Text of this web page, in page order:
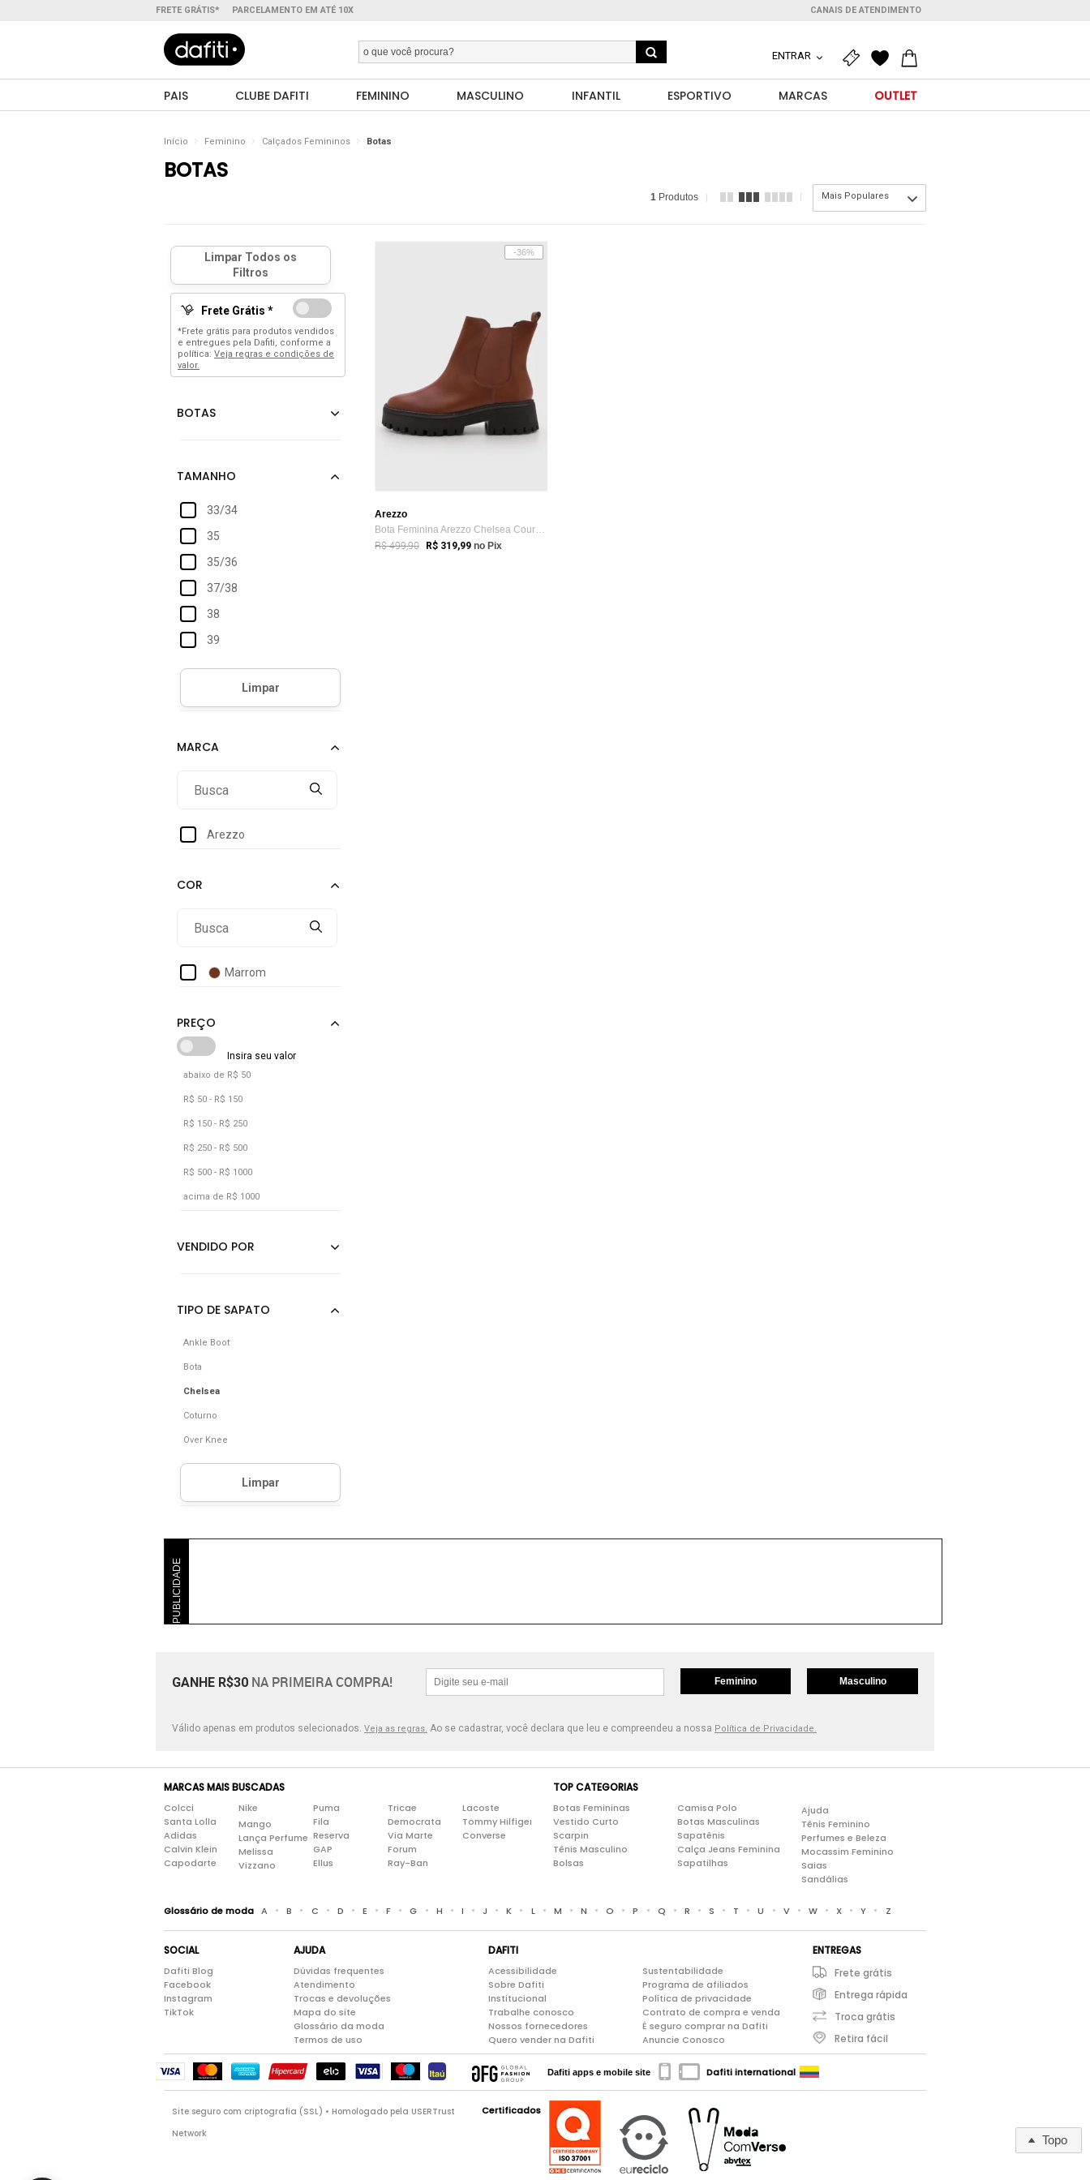
FRETE GRÁTIS* PARCELAMENTO EM ATÉ 10X CANAIS DE ATENDIMENTO
ENTRAR
PAIS CLUBE DAFITI FEMININO MASCULINO INFANTIL ESPORTIVO MARCAS OUTLET
Início Feminino Calçados Femininos Botas
BOTAS
1 Produtos Mais Populares
Frete Grátis *
*Frete grátis para produtos vendidos
e entregues pela Dafiti, conforme a
política: Veja regras e condições de
valor.
33/34
35
35/36
37/38
38
39
39/40
Arezzo
Marrom
abaixo de R$ 50
R$ 50 - R$ 150
R$ 150 - R$ 250
R$ 250 - R$ 500
R$ 500 - R$ 1000
acima de R$ 1000
Ankle Boot
Bota
Chelsea
Coturno
Over Knee
-36%
Arezzo
Bota Feminina Arezzo Chelsea Couro Trato...
R$ 499,90 R$ 319,99 no Pix
PUBLICIDADE
Topo
GANHE R$30 NA PRIMEIRA COMPRA! Feminino Masculino
Válido apenas em produtos selecionados. Veja as regras. Ao se cadastrar, você declara que leu e compreendeu a nossa Política de Privacidade.
MARCAS MAIS BUSCADAS
Colcci
Santa Lolla
Adidas
Calvin Klein
Capodarte
Nike
Mango
Lança Perfume
Melissa
Vizzano
Puma
Fila
Reserva
GAP
Ellus
Tricae
Democrata
Via Marte
Forum
Ray-Ban
Lacoste
Tommy Hilfiger
Converse
TOP CATEGORIAS
Botas Femininas
Vestido Curto
Scarpin
Tênis Masculino
Bolsas
Camisa Polo
Botas Masculinas
Sapatênis
Calça Jeans Feminina
Sapatilhas
Ajuda
Tênis Feminino
Perfumes e Beleza
Mocassim Feminino
Saias
Sandálias
Glossário de moda A • B • C • D • E • F • G • H • I • J • K • L • M • N • O • P • Q • R • S • T • U • V • W • X • Y • Z
SOCIAL
Dafiti Blog
Facebook
Instagram
TikTok
AJUDA
Dúvidas frequentes
Atendimento
Trocas e devoluções
Mapa do site
Glossário da moda
Termos de uso
DAFITI
Acessibilidade
Sobre Dafiti
Institucional
Trabalhe conosco
Nossos fornecedores
Quero vender na Dafiti
Sustentabilidade
Programa de afiliados
Política de privacidade
Contrato de compra e venda
É seguro comprar na Dafiti
Anuncie Conosco
ENTREGAS
Frete grátis
Entrega rápida
Troca grátis
Retira fácil
Dafiti apps e mobile site Dafiti international
Site seguro com criptografia (SSL) • Homologado pela USERTrust
Network
Certificados